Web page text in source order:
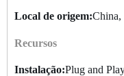
Local de origem:China,
Recursos
Instalação:Plug and